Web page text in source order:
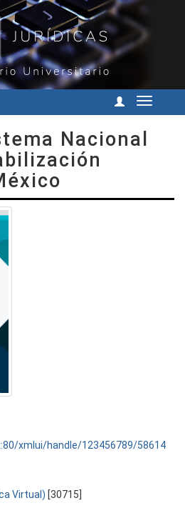
Cambiar
Nacional
xmlui/handle/123456789/58614
Virtual) [30715]